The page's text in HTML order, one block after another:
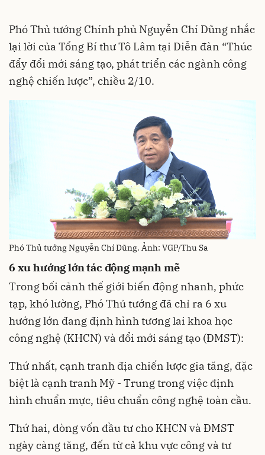
Phó Thủ tướng Chính phủ Nguyễn Chí Dũng nhắc
lại lời của Tổng Bí thư Tô Lâm tại Diễn đàn “Thúc
đẩy đổi mới sáng tạo, phát triển các ngành công
nghệ chiến lược”, chiều 2/10.
Phó Thủ tướng Nguyễn Chí Dũng. Ảnh: VGP/Thu Sa
6 xu hướng lớn tác động mạnh mẽ
Trong bối cảnh thế giới biến động nhanh, phức
tạp, khó lường, Phó Thủ tướng đã chỉ ra 6 xu
hướng lớn đang định hình tương lai khoa học
công nghệ (KHCN) và đổi mới sáng tạo (ĐMST):
Thứ nhất, cạnh tranh địa chiến lược gia tăng, đặc
biệt là cạnh tranh Mỹ - Trung trong việc định
hình chuẩn mực, tiêu chuẩn công nghệ toàn cầu.
Thứ hai, dòng vốn đầu tư cho KHCN và ĐMST
ngày càng tăng, đến từ cả khu vực công và tư